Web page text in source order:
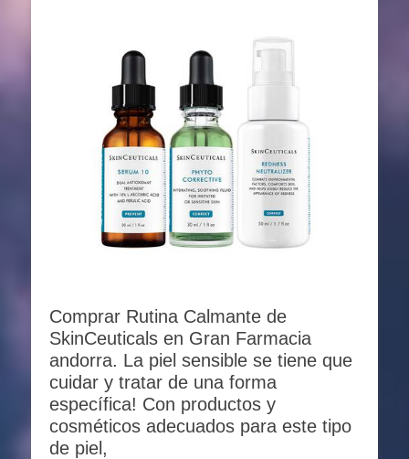
Comprar Rutina Calmante de
SkinCeuticals en Gran Farmacia
andorra. La piel sensible se tiene que
cuidar y tratar de una forma
específica! Con productos y
cosméticos adecuados para este tipo
de piel,